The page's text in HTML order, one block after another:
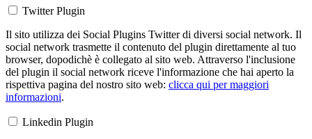
Twitter Plugin
Il sito utilizza dei Social Plugins Twitter di diversi social network. Il
social network trasmette il contenuto del plugin direttamente al tuo
browser, dopodichè è collegato al sito web. Attraverso l'inclusione
del plugin il social network riceve l'informazione che hai aperto la
rispettiva pagina del nostro sito web: clicca qui per maggiori
informazioni.
Linkedin Plugin